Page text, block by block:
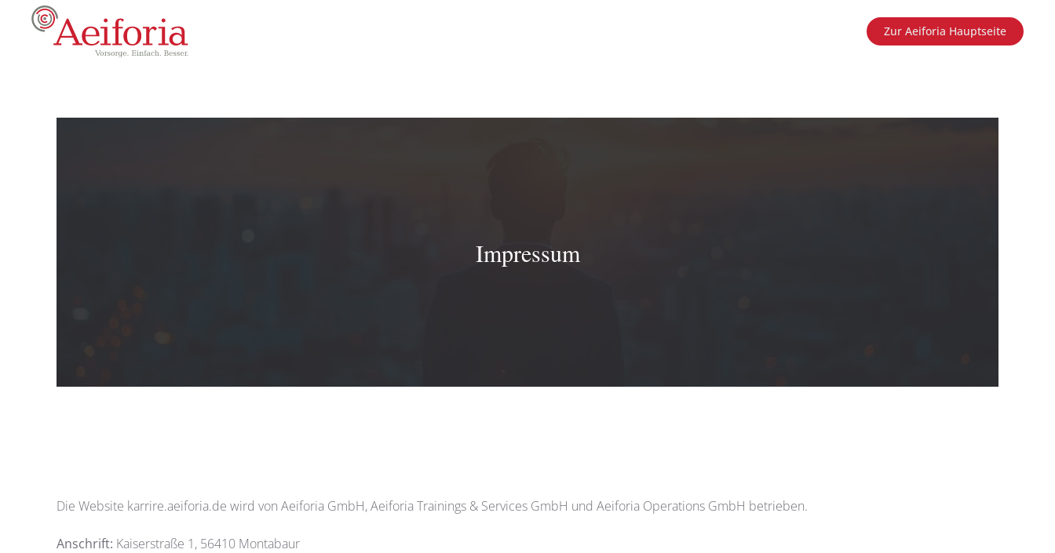
Zum Hauptinhalt springen Zur Aeiforia Hauptseite
Impressum
Die Website karrire.aeiforia.de wird von Aeiforia GmbH, Aeiforia Trainings & Services GmbH und Aeiforia Operations GmbH betrieben.
Anschrift: Kaiserstraße 1, 56410 Montabaur